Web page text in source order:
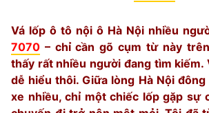
Vá lốp ô tô nội ô Hà Nội nhiều
7070 – chỉ cần gõ cụm từ này
thấy rất nhiều người đang tìm kiếm.
dễ hiểu thôi. Giữa lòng Hà Nội
xe nhiều, chỉ một chiếc lốp gặp sự